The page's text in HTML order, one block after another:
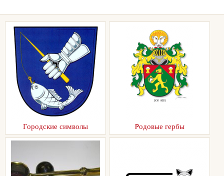
Городские символы Pодовые гербы